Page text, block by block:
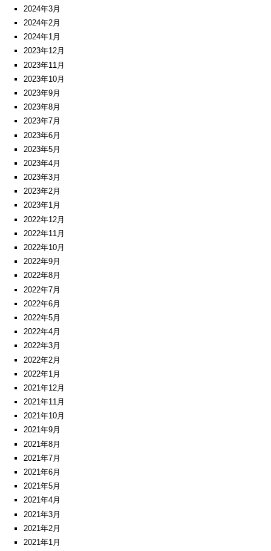
2024年3月
2024年2月
2024年1月
2023年12月
2023年11月
2023年10月
2023年9月
2023年8月
2023年7月
2023年6月
2023年5月
2023年4月
2023年3月
2023年2月
2023年1月
2022年12月
2022年11月
2022年10月
2022年9月
2022年8月
2022年7月
2022年6月
2022年5月
2022年4月
2022年3月
2022年2月
2022年1月
2021年12月
2021年11月
2021年10月
2021年9月
2021年8月
2021年7月
2021年6月
2021年5月
2021年4月
2021年3月
2021年2月
2021年1月